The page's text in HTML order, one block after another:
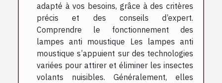
adapté à vos besoins, grâce à des critères
précis et des conseils d’expert.
Comprendre le fonctionnement des
lampes anti moustique Les lampes anti
moustique s’appuient sur des technologies
variées pour attirer et éliminer les insectes
volants nuisibles. Généralement, elles